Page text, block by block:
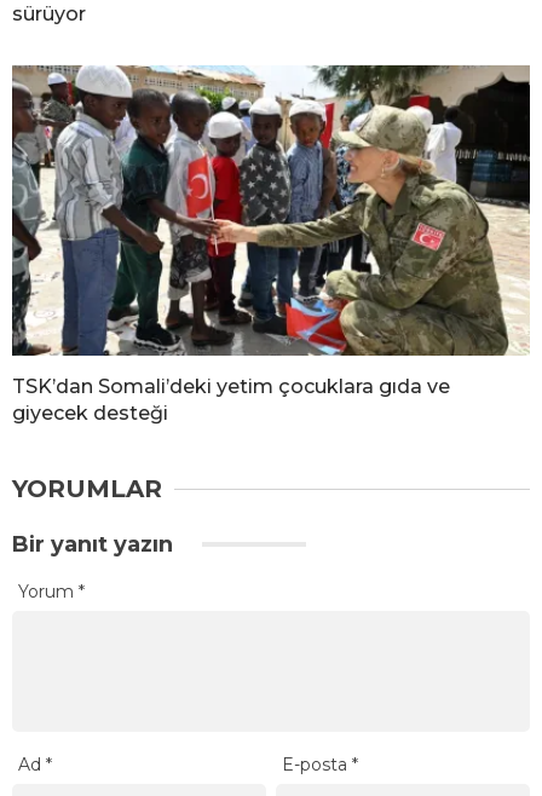
sürüyor
TSK’dan Somali’deki yetim çocuklara gıda ve
giyecek desteği
YORUMLAR
Bir yanıt yazın
Yorum *
Ad * E-posta*